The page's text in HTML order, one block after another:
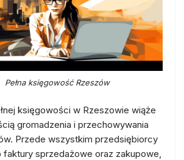
Pełna księgowość Rzeszów
księgowości w Rzeszowie wiąże
gromadzenia i przechowywania
Przede wszystkim przedsiębiorcy
faktury sprzedażowe oraz zakupowe,